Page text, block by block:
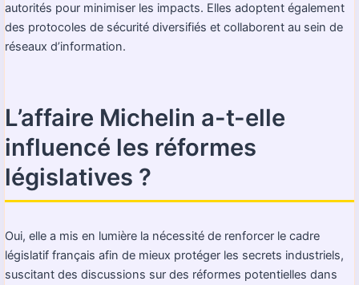
autorités pour minimiser les impacts. Elles adoptent également
des protocoles de sécurité diversifiés et collaborent au sein de
réseaux d’information.
L’affaire Michelin a-t-elle
influencé les réformes
législatives ?
Oui, elle a mis en lumière la nécessité de renforcer le cadre
législatif français afin de mieux protéger les secrets industriels,
suscitant des discussions sur des réformes potentielles dans